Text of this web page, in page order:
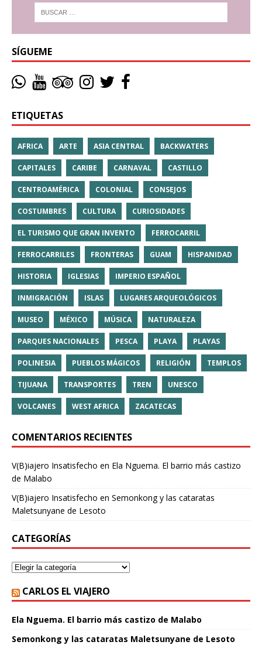
SÍGUEME
ETIQUETAS
AFRICA ARTE ASIA CENTRAL BACKWATERS
CAPITALES CARIBE CARNAVAL CASTILLO
CENTROAMÉRICA COLONIAL CONSEJOS
COSTUMBRES CULTURA CURIOSIDADES
EL TURISMO QUE GRAN INVENTO FERROCARRIL
FERROCARRILES FRONTERAS GUAM HISPANIDAD
HISTORIA IGLESIAS IMPERIO ESPAÑOL
INMIGRACIÓN ISLAS LUGARES ARQUEOLÓGICOS
MUSEO MÉXICO MÚSICA NATURALEZA
PARQUES NACIONALES PESCA PLAYA PLAYAS
POLINESIA PUEBLOS MÁGICOS RELIGIÓN TEMPLOS
TIJUANA TRANSPORTES TREN UNESCO
VOLCANES WEST AFRICA ZACATECAS
COMENTARIOS RECIENTES
V(B)iajero Insatisfecho en Ela Nguema. El barrio más castizo
de Malabo
V(B)iajero Insatisfecho en Semonkong y las cataratas
Maletsunyane de Lesoto
CATEGORÍAS
CARLOS EL VIAJERO
Ela Nguema. El barrio más castizo de Malabo
Semonkong y las cataratas Maletsunyane de Lesoto